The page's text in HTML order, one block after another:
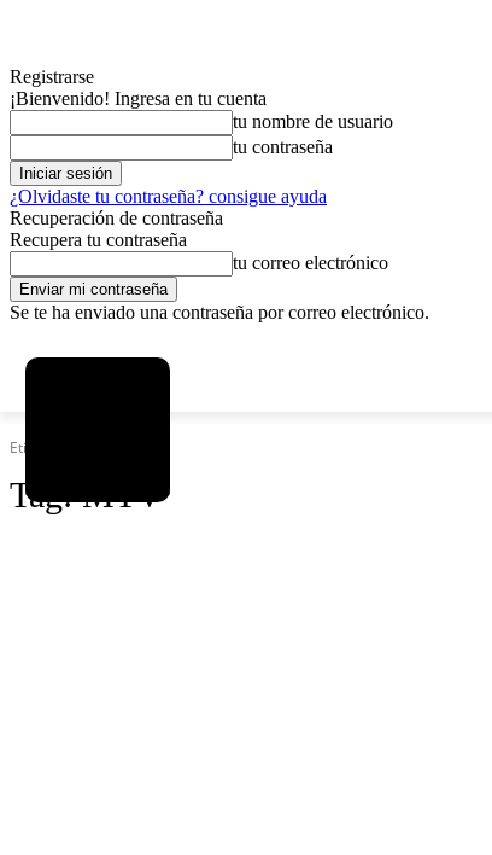
Registrarse
¡Bienvenido! Ingresa en tu cuenta
tu nombre de usuario
tu contraseña
¿Olvidaste tu contraseña? consigue ayuda
Recuperación de contraseña
Recupera tu contraseña
tu correo electrónico
Se te ha enviado una contraseña por correo electrónico.
Etiquetas
Tag:MTV